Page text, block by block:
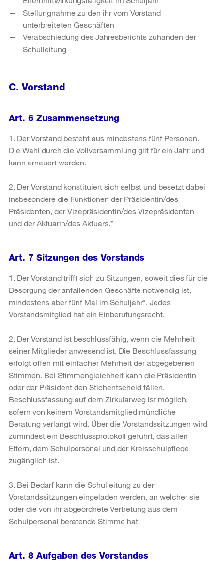
Stellungnahme zu den ihr vom Vorstand
unterbreiteten Geschäften
Verabschiedung des Jahresberichts zuhanden der
Schulleitung
C. Vorstand
Art. 6 Zusammensetzung
1. Der Vorstand besteht aus mindestens fünf Personen.
Die Wahl durch die Vollversammlung gilt für ein Jahr und
kann erneuert werden.
2. Der Vorstand konstituiert sich selbst und besetzt dabei
insbesondere die Funktionen der Präsidentin/des
Präsidenten, der Vizepräsidentin/des Vizepräsidenten
und der Aktuarin/des Aktuars.*
Art. 7 Sitzungen des Vorstands
1. Der Vorstand trifft sich zu Sitzungen, soweit dies für die
Besorgung der anfallenden Geschäfte notwendig ist,
mindestens aber fünf Mal im Schuljahr*. Jedes
Vorstandsmitglied hat ein Einberufungsrecht.
2. Der Vorstand ist beschlussfähig, wenn die Mehrheit
seiner Mitglieder anwesend ist. Die Beschlussfassung
erfolgt offen mit einfacher Mehrheit der abgegebenen
Stimmen. Bei Stimmengleichheit kann die Präsidentin
oder der Präsident den Stichentscheid fällen.
Beschlussfassung auf dem Zirkularweg ist möglich,
sofern von keinem Vorstandsmitglied mündliche
Beratung verlangt wird. Über die Vorstandssitzungen wird
zumindest ein Beschlussprotokoll geführt, das allen
Eltern, dem Schulpersonal und der Kreisschulpflege
zugänglich ist.
3. Bei Bedarf kann die Schulleitung zu den
Vorstandssitzungen eingeladen werden, an welcher sie
oder die von ihr abgeordnete Vertretung aus dem
Schulpersonal beratende Stimme hat.
Art. 8 Aufgaben des Vorstandes